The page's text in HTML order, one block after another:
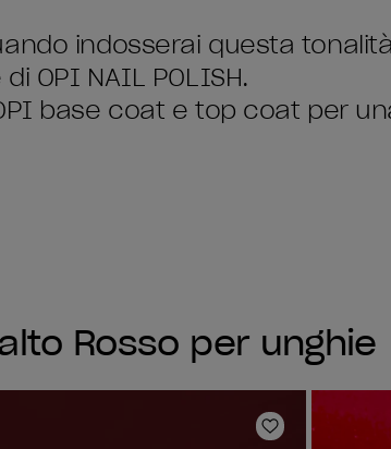
indosserai questa
OPI NAIL POLISH.
base coat e top coat per
Rosso per unghie
dei desideri Aggiungi alla